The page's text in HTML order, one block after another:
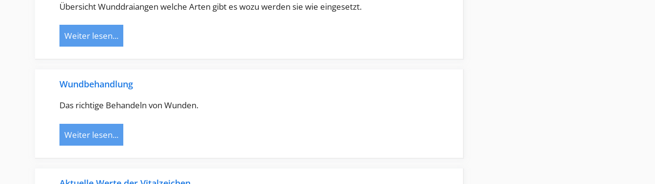
Übersicht Wunddraiangen welche Arten gibt es wozu werden sie wie eingesetzt.
Weiter lesen...
Wundbehandlung
Das richtige Behandeln von Wunden.
Weiter lesen...